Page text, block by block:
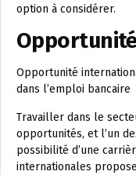
option à considérer.
Opportunité
dans l’emploi bancaire
Travailler dans le
opportunités, et l’un
possibilité d’une
internationales